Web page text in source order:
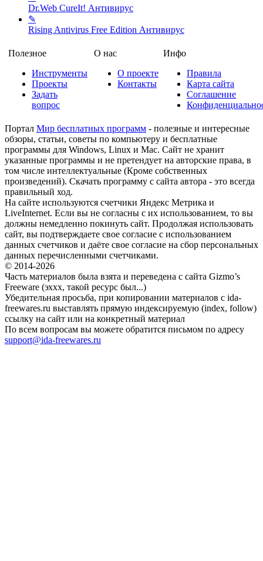
Dr.Web CureIt! Антивирус
✎
Rising Antivirus Free Edition Антивирус
Полезное
Инструменты
Проекты
Задать
вопрос
О нас
О проекте
Контакты
Инфо
Правила
Карта сайта
Соглашение
Портал Мир бесплатных программ - полезные и интересные
обзоры, статьи, советы по компьютеру и бесплатные
программы для Windows, Linux и Mac. Сайт не хранит
указанные программы и не претендует на авторские права, в
том числе интеллектуальные (Кроме собственных
произведений). Скачать программу с сайта автора - это всегда
правильный ход.
На сайте используются счетчики Яндекс Метрика и
LiveInternet. Если вы не согласны с их использованием, то вы
должны немедленно покинуть сайт. Продолжая использовать
сайт, вы подтверждаете свое согласие с использованием
данных счетчиков и даёте свое согласие на сбор персональных
данных перечисленными счетчиками.
© 2014-2026
Часть материалов была взята и переведена с сайта Gizmo’s
Freeware (эххх, такой ресурс был...)
Убедительная просьба, при копировании материалов с ida-
freewares.ru выставлять прямую индексируемую (index, follow)
ссылку на сайт или на конкретный материал
По всем вопросам вы можете обратится письмом по адресу
support@ida-freewares.ru